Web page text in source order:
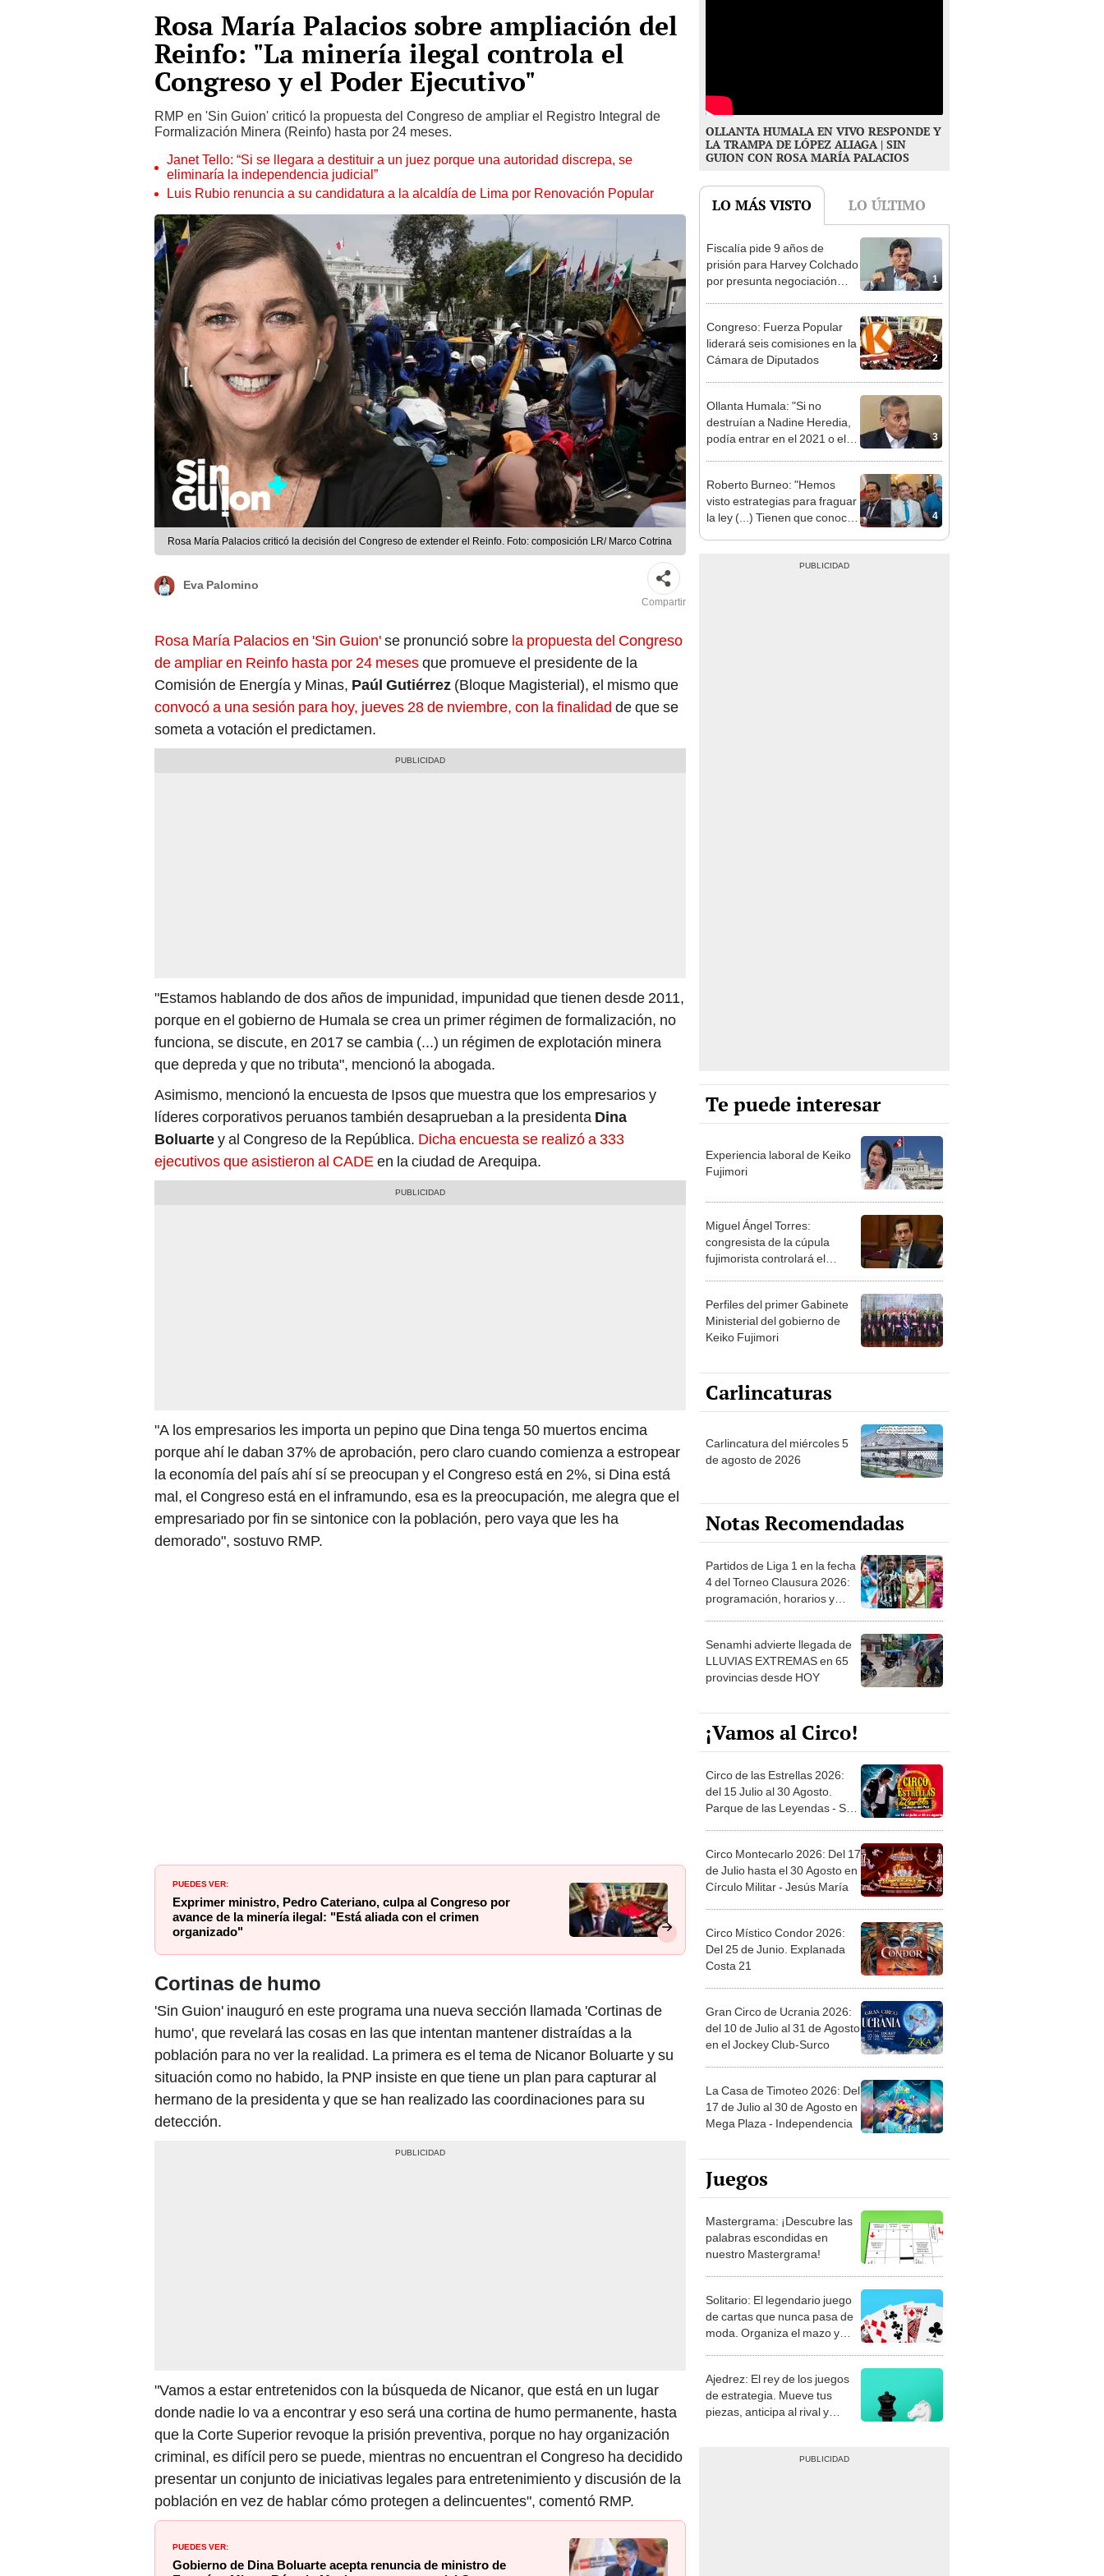
Rosa María Palacios sobre ampliación del
Reinfo: "La minería ilegal controla el
Congreso y el Poder Ejecutivo"
RMP en 'Sin Guion' criticó la propuesta del Congreso de ampliar el Registro Integral de
Formalización Minera (Reinfo) hasta por 24 meses.
Janet Tello: “Si se llegara a destituir a un juez porque una autoridad discrepa, se
eliminaría la independencia judicial”
Luis Rubio renuncia a su candidatura a la alcaldía de Lima por Renovación Popular
Rosa María Palacios criticó la decisión del Congreso de extender el Reinfo. Foto: composición LR/ Marco Cotrina
Eva Palomino
Compartir
Rosa María Palacios en 'Sin Guion'se pronunció sobre la propuesta del Congreso
de ampliar en Reinfo hasta por 24 mesesque promueve el presidente de la
Comisión de Energía y Minas, Paúl Gutiérrez (Bloque Magisterial), el mismo que
convocó a una sesión para hoy, jueves 28 de nviembre, con la finalidad de que se
someta a votación el predictamen.
"Estamos hablando de dos años de impunidad, impunidad que tienen desde 2011,
porque en el gobierno de Humala se crea un primer régimen de formalización, no
funciona, se discute, en 2017 se cambia (...) un régimen de explotación minera
que depreda y que no tributa", mencionó la abogada.
Asimismo, mencionó la encuesta de Ipsos que muestra que los empresarios y
líderes corporativos peruanos también desaprueban a la presidenta Dina
Boluartey al Congreso de la República. Dicha encuesta se realizó a 333
ejecutivos que asistieron al CADEen la ciudad de Arequipa.
"A los empresarios les importa un pepino que Dina tenga 50 muertos encima
porque ahí le daban 37% de aprobación, pero claro cuando comienza a estropear
la economía del país ahí sí se preocupan y el Congreso está en 2%, si Dina está
mal, el Congreso está en el inframundo, esa es la preocupación, me alegra que el
empresariado por fin se sintonice con la población, pero vaya que les ha
demorado", sostuvo RMP.
PUEDES VER:
Exprimer ministro, Pedro Cateriano, culpa al Congreso por
avance de la minería ilegal: "Está aliada con el crimen
organizado"
Cortinas de humo
'Sin Guion' inauguró en este programa una nueva sección llamada 'Cortinas de
humo', que revelará las cosas en las que intentan mantener distraídas a la
población para no ver la realidad. La primera es el tema de Nicanor Boluarte y su
situación como no habido, la PNP insiste en que tiene un plan para capturar al
hermano de la presidenta y que se han realizado las coordinaciones para su
detección.
"Vamos a estar entretenidos con la búsqueda de Nicanor, que está en un lugar
donde nadie lo va a encontrar y eso será una cortina de humo permanente, hasta
que la Corte Superior revoque la prisión preventiva, porque no hay organización
criminal, es difícil pero se puede, mientras no encuentran el Congreso ha decidido
presentar un conjunto de iniciativas legales para entretenimiento y discusión de la
población en vez de hablar cómo protegen a delincuentes", comentó RMP.
PUEDES VER:
Gobierno de Dina Boluarte acepta renuncia de ministro de
OLLANTA HUMALA EN VIVO RESPONDE Y
LA TRAMPA DE LÓPEZ ALIAGA | SIN
GUION CON ROSA MARÍA PALACIOS
LO MÁS VISTO LO ÚLTIMO
1
Fiscalía pide 9 años de
prisión para Harvey Colchado
por presunta negociación
2
Congreso: Fuerza Popular
liderará seis comisiones en la
Cámara de Diputados
3
Ollanta Humala: "Si no
destruían a Nadine Heredia,
podía entrar en el 2021 o el
4
Roberto Burneo: "Hemos
visto estrategias para fraguar
la ley (...) Tienen que conocer
Te puede interesar
Experiencia laboral de Keiko
Fujimori
Miguel Ángel Torres:
congresista de la cúpula
fujimorista controlará el
Perfiles del primer Gabinete
Ministerial del gobierno de
Keiko Fujimori
Carlincaturas
Carlincatura del miércoles 5
de agosto de 2026
Notas Recomendadas
Partidos de Liga 1 en la fecha
4 del Torneo Clausura 2026:
programación, horarios y
Senamhi advierte llegada de
LLUVIAS EXTREMAS en 65
provincias desde HOY
¡Vamos al Circo!
Circo de las Estrellas 2026:
del 15 Julio al 30 Agosto.
Parque de las Leyendas - San
Circo Montecarlo 2026: Del 17
de Julio hasta el 30 Agosto en
Círculo Militar - Jesús María
Circo Místico Condor 2026:
Del 25 de Junio. Explanada
Costa 21
Gran Circo de Ucrania 2026:
del 10 de Julio al 31 de Agosto
en el Jockey Club-Surco
La Casa de Timoteo 2026: Del
17 de Julio al 30 de Agosto en
Mega Plaza - Independencia
Juegos
Mastergrama: ¡Descubre las
palabras escondidas en
nuestro Mastergrama!
Solitario: El legendario juego
de cartas que nunca pasa de
moda. Organiza el mazo y
Ajedrez: El rey de los juegos
de estrategia. Mueve tus
piezas, anticipa al rival y